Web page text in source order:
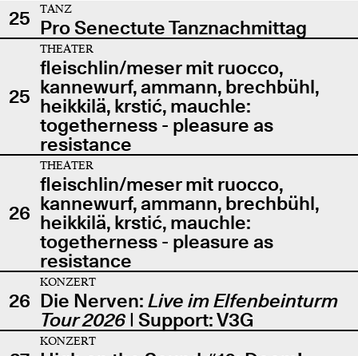
25
TANZ
Pro Senectute Tanznachmittag
25
THEATER
fleischlin/meser mit ruocco,
kannewurf, ammann, brechbühl,
heikkilä, krstić, mauchle:
togetherness - pleasure as
resistance
26
THEATER
fleischlin/meser mit ruocco,
kannewurf, ammann, brechbühl,
heikkilä, krstić, mauchle:
togetherness - pleasure as
resistance
26
KONZERT
Die Nerven: Live im Elfenbeinturm
Tour 2026| Support: V3G
KONZERT